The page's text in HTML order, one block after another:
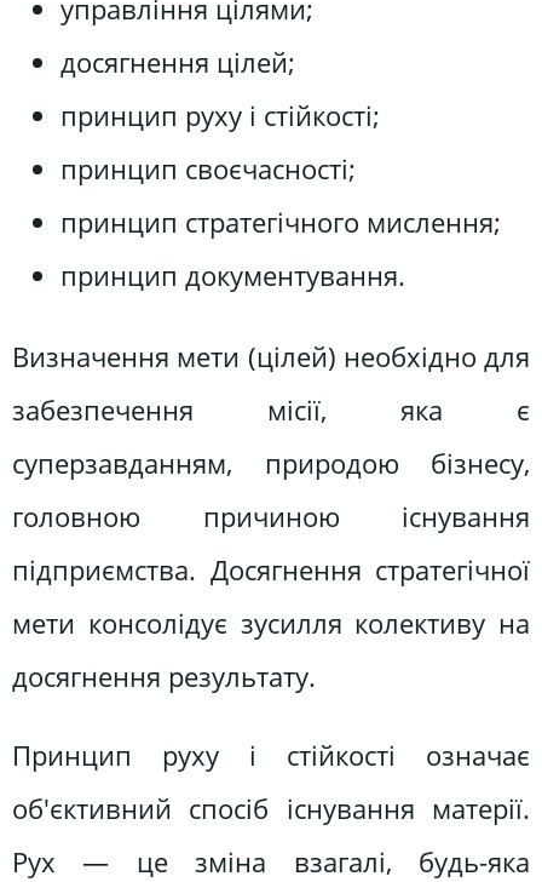
управління цілями;
досягнення цілей;
принцип руху і стійкості;
принцип своєчасності;
принцип стратегічного мислення;
принцип документування.
Визначення мети (цілей) необхідно для
забезпечення місії, яка є
суперзавданням, природою бізнесу,
головною причиною існування
підприємства. Досягнення стратегічної
мети консолідує зусилля колективу на
досягнення результату.
Принцип руху і стійкості означає
об'єктивний спосіб існування матерії.
Рух — це зміна взагалі, будь-яка